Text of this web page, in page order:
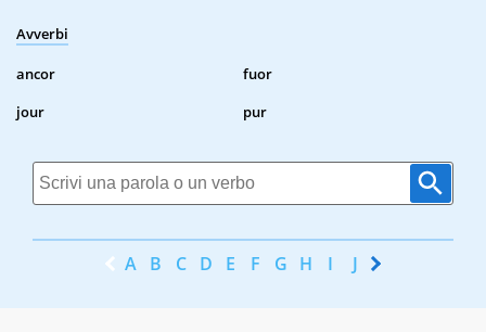
Avverbi
ancor
fuor
jour
pur
A B C D E F G H I J K